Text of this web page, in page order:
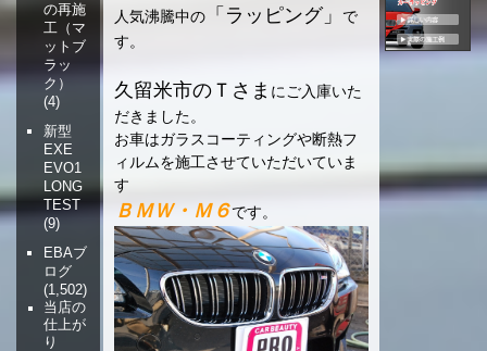
人気沸騰中の
「ラッピング」
で
す。
久留米市のＴさま にご入庫いた
だきました。
お車はガラスコーティングや断熱フ
ィルムを施工させていただいていま
す
ＢＭＷ・Ｍ６です。
の再施
工（マ
ットブ
ラッ
ク）
(4)
新型
EXE
EVO1
LONG
TEST
(9)
EBAブ
ログ
(1,502)
当店の
仕上が
り